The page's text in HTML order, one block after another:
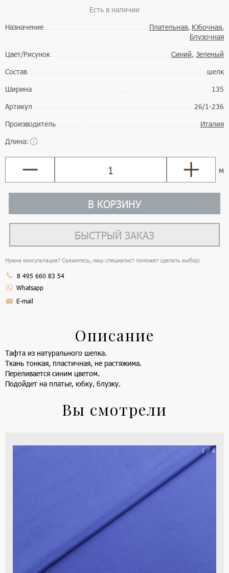
Есть в наличии
Назначение
Плательная, Юбочная,
Блузочная
Цвет/Рисунок
Синий, Зеленый
Состав
шелк
Ширина
135
Артикул
26/1-236
Производитель
Италия
Длина:
м
В КОРЗИНУ
БЫСТРЫЙ ЗАКАЗ
Нужна консультация? Свяжитесь, наш специалист поможет сделать выбор:
8 495 660 83 54
Whatsapp
E-mail
Описание
Тафта из натурального шелка.
Ткань тонкая, пластичная, не растяжима.
Переливается синим цветом.
Подойдет на платье, юбку, блузку.
Вы смотрели
1 / 4